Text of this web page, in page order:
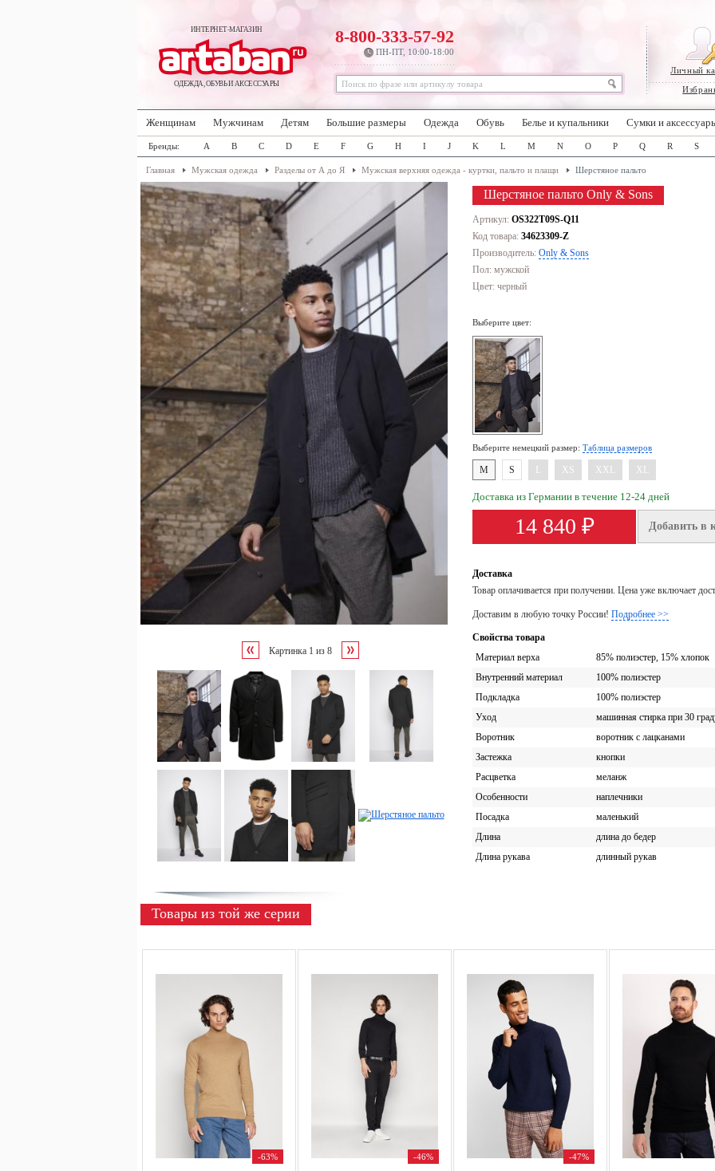
ИНТЕРНЕТ-МАГАЗИН
ОДЕЖДА, ОБУВЬ И АКСЕССУАРЫ
Личный
8-800-333-57-92
ПН-ПТ, 10:00-18:00
Женщинам Мужчинам Детям Большие размеры Одежда Обувь Белье и купальники Сумки и
Бренды: A B C D E F G H I J K L M N O P Q R S
Главная Мужская одежда Разделы от А до Я Мужская верхняя одежда - куртки, пальто и плащи Шерстяное пальто
Картинка 1 из 8
Шерстяное пальто Only & Sons
Артикул: OS322T09S-Q11
Код товара: 34623309-Z
Производитель: Only & Sons
Пол: мужской
Цвет: черный
Выберите цвет:
Выберите немецкий размер: Таблица размеров
M S XS XXL XL
Доставка из Германии в течение 12-24 дней
14 840 ₽ Добавить в
Доставка
Товар оплачивается при получении. Цена уже включает
Доставим в любую точку России! Подробнее >>
Свойства товара
Материал верха
85% полиэстер, 15% хлопок
Внутренний материал
100% полиэстер
Подкладка
100% полиэстер
Уход
машинная стирка при 30
Воротник
воротник с лацканами
Застежка
кнопки
Расцветка
меланж
Особенности
наплечники
Посадка
маленький
Длина
длина до бедер
Длина рукава
длинный рукав
Товары из той же серии
-63% -46% -47%